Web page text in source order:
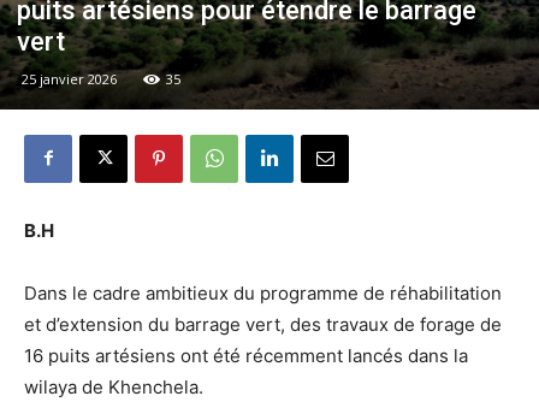
puits artésiens pour étendre le barrage
vert
25 janvier 2026 35
B.H
Dans le cadre ambitieux du programme de réhabilitation
et d’extension du barrage vert, des travaux de forage de
16 puits artésiens ont été récemment lancés dans la
wilaya de Khenchela.